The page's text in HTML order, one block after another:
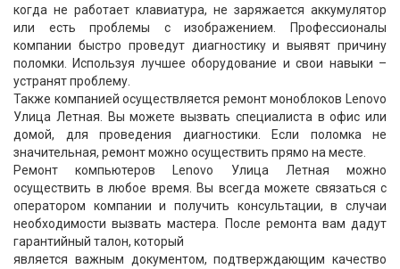
когда не работает клавиатура, не заряжается аккумулятор
или есть проблемы с изображением. Профессионалы
компании быстро проведут диагностику и выявят причину
поломки. Используя лучшее оборудование и свои навыки –
устранят проблему.
Также компанией осуществляется ремонт моноблоков Lenovo
Улица Летная. Вы можете вызвать специалиста в офис или
домой, для проведения диагностики. Если поломка не
значительная, ремонт можно осуществить прямо на месте.
Ремонт компьютеров Lenovo Улица Летная можно
осуществить в любое время. Вы всегда можете связаться с
оператором компании и получить консультации, в случаи
необходимости вызвать мастера. После ремонта вам дадут
гарантийный талон, который
является важным документом, подтверждающим качество